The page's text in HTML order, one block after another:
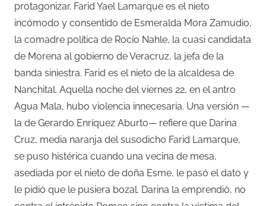
protagonizar. Farid Yael Lamarque es el nieto
incómodo y consentido de Esmeralda Mora Zamudio,
la comadre política de Rocío Nahle, la cuasi candidata
de Morena al gobierno de Veracruz, la jefa de la
banda siniestra. Farid es el nieto de la alcaldesa de
Nanchital. Aquella noche del viernes 22, en el antro
Agua Mala, hubo violencia innecesaria. Una versión —
la de Gerardo Enríquez Aburto— refiere que Darina
Cruz, media naranja del susodicho Farid Lamarque,
se puso histérica cuando una vecina de mesa,
asediada por el nieto de doña Esme, le pasó el dato y
le pidió que le pusiera bozal. Darina la emprendió, no